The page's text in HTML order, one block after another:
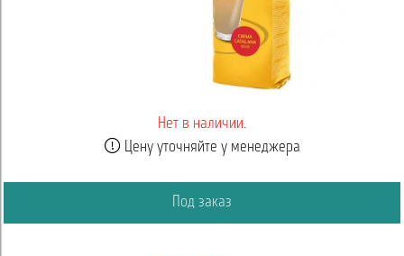
Нет в наличии.
Цену уточняйте у менеджера
Под заказ